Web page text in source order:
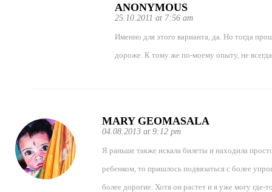
ANONYMOUS
25.10.2011 at 7:56 am
Именно для этого варианта, да. Но тогда
дороже. К тому же по-моему опыту, не
MARY GEOMASALA
04.08.2013 at 9:12 pm
Я раньше также искала билеты и находила
ребенком, то пришлось подвязаться с более
более дорогие. Хотя он растет и я уже могу где-